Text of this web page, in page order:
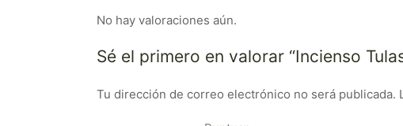
No hay valoraciones aún.
Sé el primero en valorar “Incienso
Tu dirección de correo electrónico no será publicada.